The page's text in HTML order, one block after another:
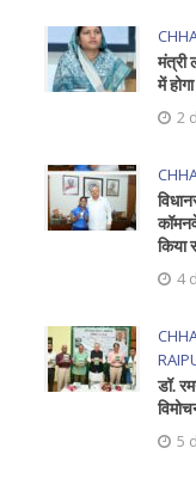
मंत्री
में
2
किया
4
डॉ.
5